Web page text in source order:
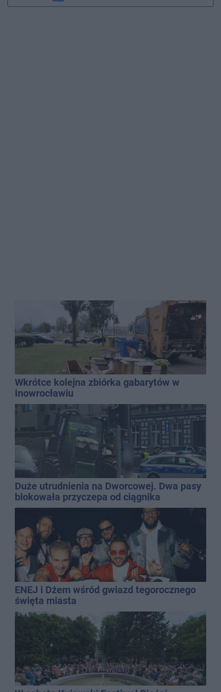
Wkrótce kolejna zbiórka gabarytów w
Inowrocławiu
Duże utrudnienia na Dworcowej. Dwa pasy
blokowała przyczepa od ciągnika
ENEJ i Dżem wśród gwiazd tegorocznego
święta miasta